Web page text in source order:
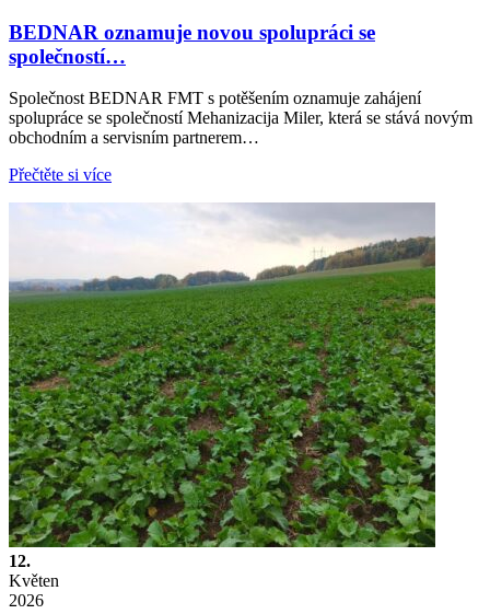
BEDNAR oznamuje novou spolupráci se
společností…
Společnost BEDNAR FMT s potěšením oznamuje zahájení
spolupráce se společností Mehanizacija Miler, která se stává novým
obchodním a servisním partnerem…
Přečtěte si více
12.
Květen
2026